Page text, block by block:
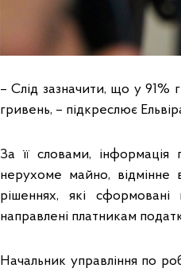
– Слід зазначити, що у
гривень, – підкреслює
За її словами,
нерухоме майно, відмінне
рішеннях, які сформовані
направлені платникам
Начальник управління по